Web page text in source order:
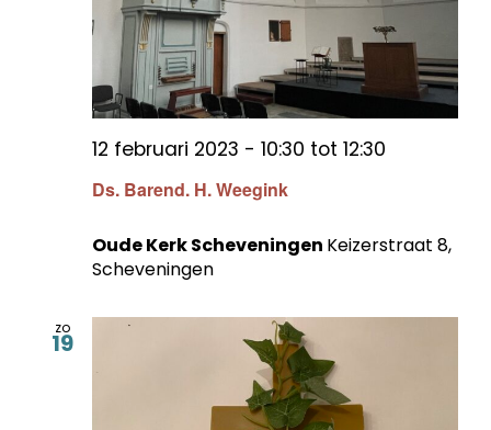
Ds. Barend. H. Weegink
12 februari 2023 - 10:30 tot 12:30
Oude Kerk Scheveningen Keizerstraat 8,
Scheveningen
zo
19